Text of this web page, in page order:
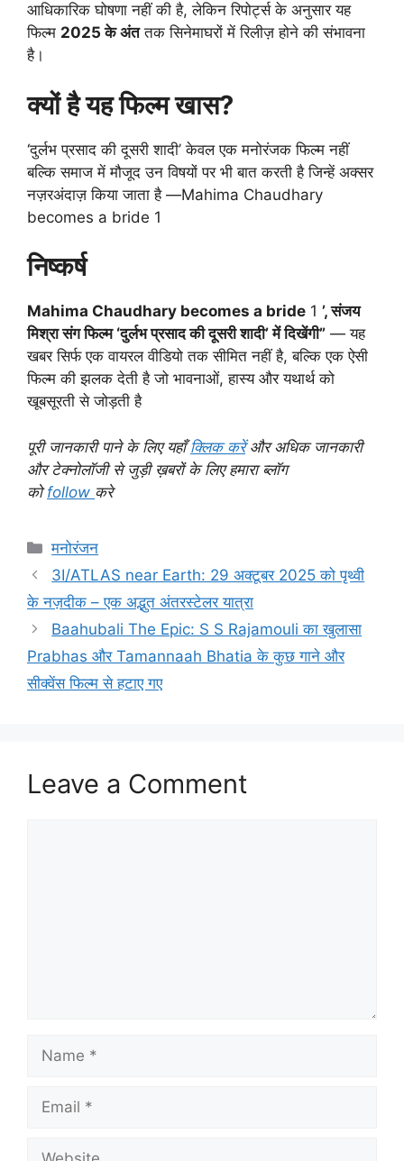
आधिकारिक घोषणा नहीं की है, लेकिन रिपोर्ट्स के अनुसार यह
फिल्म 2025 के अंततक सिनेमाघरों में रिलीज़ होने की संभावना
है।
क्यों है यह फिल्म खास?
‘दुर्लभ प्रसाद की दूसरी शादी’ केवल एक मनोरंजक फिल्म नहीं
बल्कि समाज में मौजूद उन विषयों पर भी बात करती है जिन्हें अक्सर
नज़रअंदाज़ किया जाता है —Mahima Chaudhary
becomes a bride 1
निष्कर्ष
Mahima Chaudhary becomes a bride 1 ’, संजय
मिश्रा संग फिल्म ‘दुर्लभ प्रसाद की दूसरी शादी’ में दिखेंगी” — यह
खबर सिर्फ एक वायरल वीडियो तक सीमित नहीं है, बल्कि एक ऐसी
फिल्म की झलक देती है जो भावनाओं, हास्य और यथार्थ को
खूबसूरती से जोड़ती है
पूरी जानकारी पाने के लिए यहाँक्लिक करेंऔर अधिक जानकारी
और टेक्नोलॉजी से जुड़ी ख़बरों के लिए हमारा ब्लॉग
कोfollow करे
Categories
मनोरंजन
3I/ATLAS near Earth: 29 अक्टूबर 2025 को पृथ्वी
के नज़दीक – एक अद्भुत अंतरस्टेलर यात्रा
Baahubali The Epic: S S Rajamouli का खुलासा
Prabhas और Tamannaah Bhatia के कुछ गाने और
सीक्वेंस फिल्म से हटाए गए
Leave a Comment